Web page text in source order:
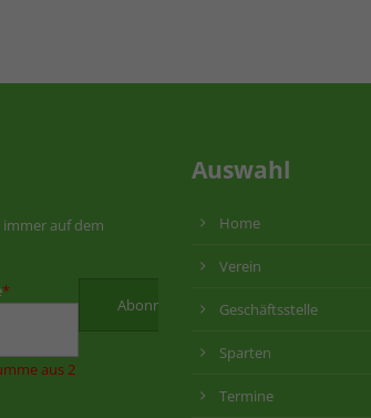
auf dem
*
aus 2
Auswahl
Home
Verein
Geschäftsstelle
Sparten
Termine